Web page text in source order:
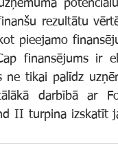
rezultātu
pieejamo
finansējums ir
tikai palīdz
darbībā ar
II turpina izskatīt